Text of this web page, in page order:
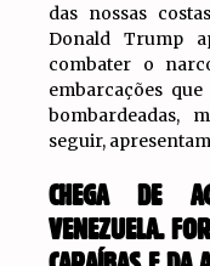
das nossas
Donald Trump
combater o
embarcações
bombardeadas,
seguir,
CHEGA DE
VENEZUELA.